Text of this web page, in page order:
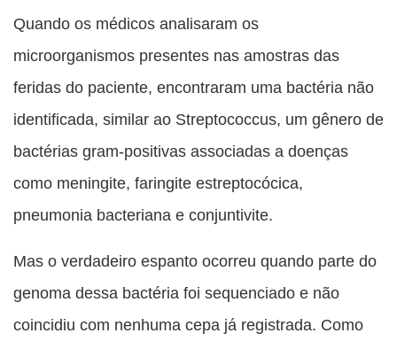
Quando os médicos analisaram os
microorganismos presentes nas amostras das
feridas do paciente, encontraram uma bactéria não
identificada, similar ao Streptococcus, um gênero de
bactérias gram-positivas associadas a doenças
como meningite, faringite estreptocócica,
pneumonia bacteriana e conjuntivite.
Mas o verdadeiro espanto ocorreu quando parte do
genoma dessa bactéria foi sequenciado e não
coincidiu com nenhuma cepa já registrada. Como